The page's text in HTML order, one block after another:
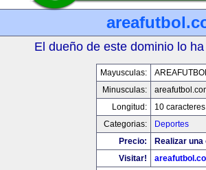
El dueño de este dominio lo
Mayusculas:
Minusculas:
Longitud:
10 caracteres
Categorias:
Deportes
Precio:
Realizar
Visitar!